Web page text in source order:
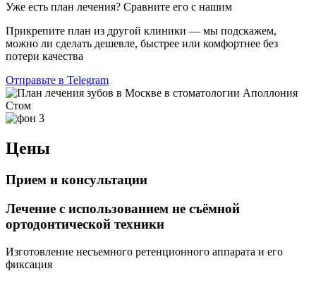
Уже есть план лечения? Сравните его с нашим
Прикрепите план из другой клиники — мы подскажем,
можно ли сделать дешевле, быстрее или комфортнее без
потери качества
Отправьте в Telegram
Цены
Прием и консультации
Лечение с использованием не съёмной
ортодонтической техники
Изготовление несъемного ретенционного аппарата и его
фиксация